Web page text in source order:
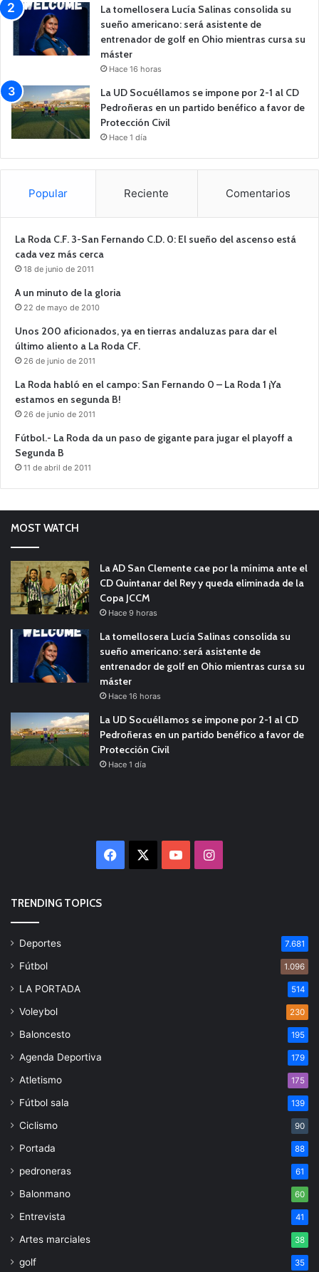
La tomellosera Lucía Salinas consolida su
sueño americano: será asistente de
entrenador de golf en Ohio mientras cursa su
máster
Hace 16 horas
La UD Socuéllamos se impone por 2-1 al CD
Pedroñeras en un partido benéfico a favor de
Protección Civil
Hace 1 día
Popular Reciente Comentarios
La Roda C.F. 3-San Fernando C.D. 0: El sueño del ascenso está
cada vez más cerca
18 de junio de 2011
A un minuto de la gloria
22 de mayo de 2010
Unos 200 aficionados, ya en tierras andaluzas para dar el
último aliento a La Roda CF.
26 de junio de 2011
La Roda habló en el campo: San Fernando 0 – La Roda 1 ¡Ya
estamos en segunda B!
26 de junio de 2011
Fútbol.- La Roda da un paso de gigante para jugar el playoff a
Segunda B
11 de abril de 2011
MOST WATCH
La AD San Clemente cae por la mínima ante el
CD Quintanar del Rey y queda eliminada de la
Copa JCCM
Hace 9 horas
La tomellosera Lucía Salinas consolida su
sueño americano: será asistente de
entrenador de golf en Ohio mientras cursa su
máster
Hace 16 horas
La UD Socuéllamos se impone por 2-1 al CD
Pedroñeras en un partido benéfico a favor de
Protección Civil
Hace 1 día
Facebook YouTubeInstagram
TRENDING TOPICS
Deportes 7.681
Fútbol 1.096
LA PORTADA 514
Voleybol 230
Baloncesto 195
Agenda Deportiva 179
Atletismo 175
Fútbol sala 139
Ciclismo 90
Portada 88
pedroneras 61
Balonmano 60
Entrevista 41
Artes marciales 38
golf 35